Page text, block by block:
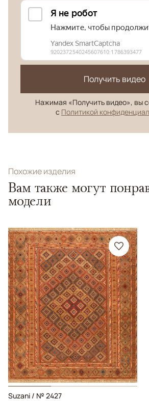
Получить видео
Нажимая «Получить видео», вы
с Политикой
Похожие изделия
Вам также могут
модели
Suzani / № 2427